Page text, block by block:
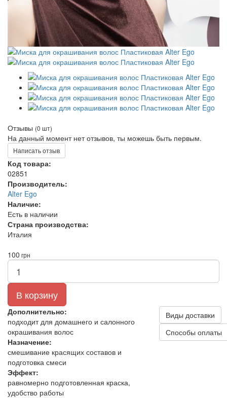
Отзывы (0 шт)
На данный момент нет отзывов, ты можешь быть первым.
Написать отзыв
Код товара:
02851
Производитель:
Alter Ego
Наличие:
Есть в наличии
Страна производства:
Италия
100 грн
В корзину
Дополнительно:
подходит для домашнего и салонного
окрашивания волос
Назначение:
смешивание красящих составов и
подготовка смеси
Эффект:
равномерно подготовленная краска,
удобство работы
Виды доставки
Способы оплаты